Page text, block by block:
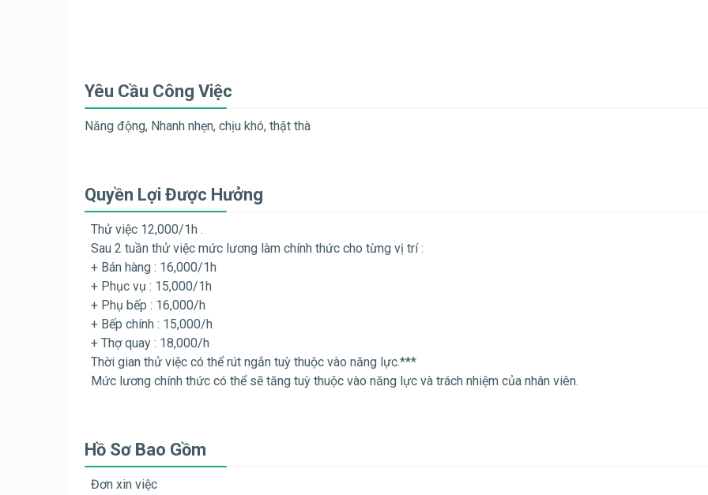
Yêu Cầu Công Việc
Năng động, Nhanh nhẹn, chịu khó, thật thà
Quyền Lợi Được Hưởng
Thử việc 12,000/1h .
Sau 2 tuần thử việc mức lương làm chính thức cho từng vị trí :
+ Bán hàng : 16,000/1h
+ Phục vụ : 15,000/1h
+ Phụ bếp : 16,000/h
+ Bếp chính : 15,000/h
+ Thợ quay : 18,000/h
Thời gian thử việc có thể rút ngắn tuỳ thuộc vào năng lực.***
Mức lương chính thức có thể sẽ tăng tuỳ thuộc vào năng lực và trách nhiệm của nhân viên.
Hồ Sơ Bao Gồm
Đơn xin việc